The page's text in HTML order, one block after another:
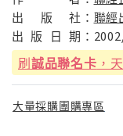
出
版 社： 聯經
出 版 日 期：
刷誠品聯名卡 ，
大量採購團購專區